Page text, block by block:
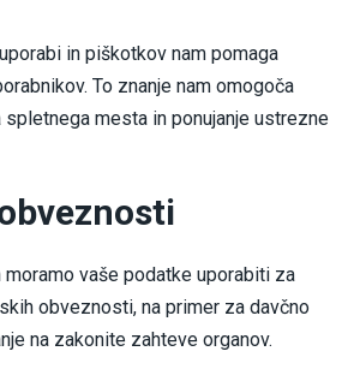
in piškotkov nam pomaga
To znanje nam omogoča
mesta in ponujanje ustrezne
vaše podatke uporabiti za
obveznosti, na primer za davčno
na zakonite zahteve organov.